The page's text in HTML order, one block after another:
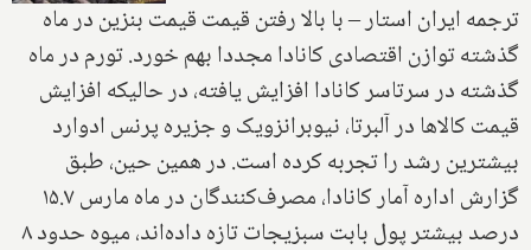
ترجمه ایران استار – با بالا رفتن قیمت قیمت بنزین در ماه
گذشته توازن اقتصادی کانادا مجددا بهم خورد. تورم در ماه
گذشته در سرتاسر کانادا افزایش یافته، در حالیکه افزایش
قیمت کالاها در آلبرتا، نیوبرانزویک و جزیره پرنس ادوارد
بیشترین رشد را تجربه کرده است. در همین حین، طبق
گزارش اداره آمار کانادا، مصرف‌کنندگان در ماه مارس ۱۵.۷
درصد بیشتر پول بابت سبزیجات تازه داده‌اند، میوه حدود ۸